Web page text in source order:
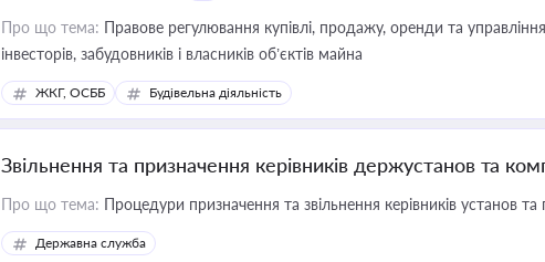
Про що тема: Правове регулювання купівлі, продажу, оренди та
інвесторів, забудовників і власників об’єктів майна
ЖКГ, ОСББ Будівельна діяльність
Звільнення та призначення керівників держустанов та
Про що тема: Процедури призначення та звільнення керівників установ та
Державна служба